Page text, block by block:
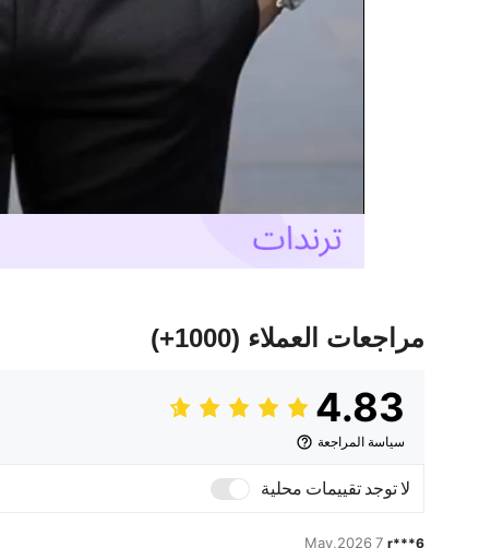
مراجعات العملاء (1000+)
4.83
سياسة المراجعة
لا توجد تقييمات محلية
r***6
7 May,2026